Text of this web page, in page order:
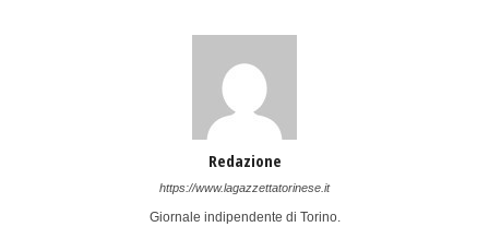
Redazione
https://www.lagazzettatorinese.it
Giornale indipendente di Torino.